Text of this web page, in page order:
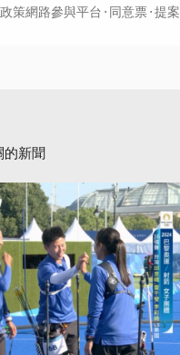
策網路參與平台 · 同意票·提案
新聞